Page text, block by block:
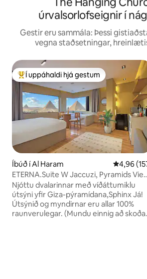
úrvalsorlofseignir í
Gestir eru sammála: Þessi
vegna staðsetningar,
Í mestu uppáhaldi hjá gestum
Í uppáhaldi hjá gestum
Íbúð í Al Haram 4,96 af 5
4,96
ETERNA.Suite W Jaccuzi, Pyramids
& Balcony
Njóttu dvalarinnar með víðáttumiklu
útsýni yfir Giza-pýramídana,Sphinx Já!
Útsýnið og myndirnar eru allar 100%
raunverulegar. (Mundu einnig að skoða